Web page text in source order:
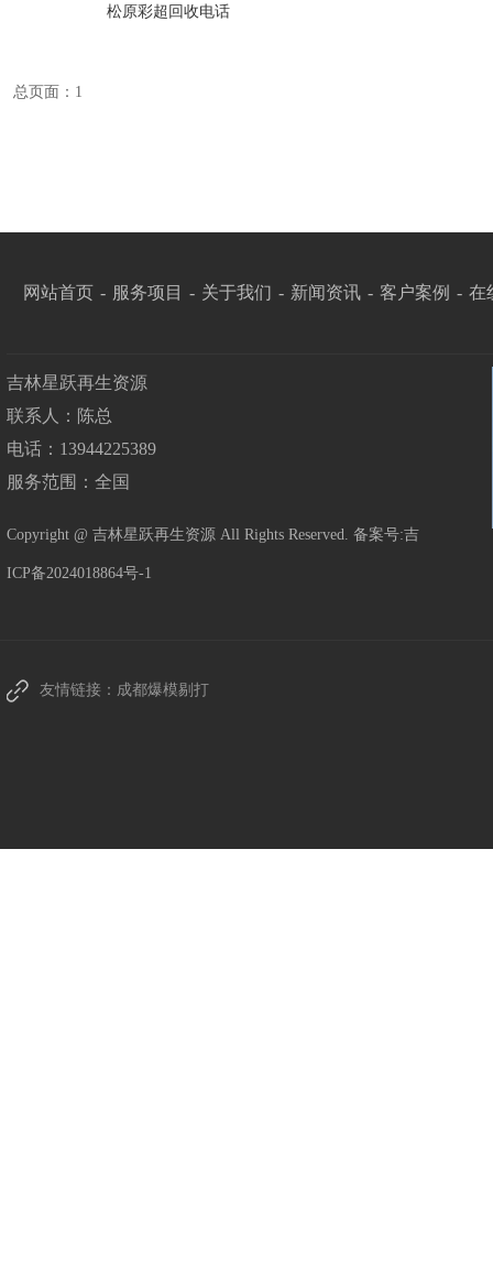
松原彩超回收电话
总页面：1
网站首页 - 服务项目 - 关于我们 - 新闻资讯 - 客户案例 - 在
吉林星跃再生资源
联系人：陈总
电话：13944225389
服务范围：全国
Copyright @ 吉林星跃再生资源 All Rights Reserved. 备案号:吉
ICP备2024018864号-1
友情链接： 成都爆模剔打